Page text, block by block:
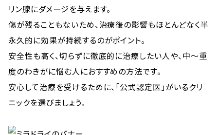
リン腺にダメージを与えます。
傷が残ることもないため、治療後の影響もほとんどなく半
永久的に効果が持続するのがポイント。
安全性も高く、切らずに徹底的に治療したい人や、中〜重
度のわきがに悩む人におすすめの方法です。
安心して治療を受けるために、「公式認定医」がいるクリ
ニックを選びましょう。